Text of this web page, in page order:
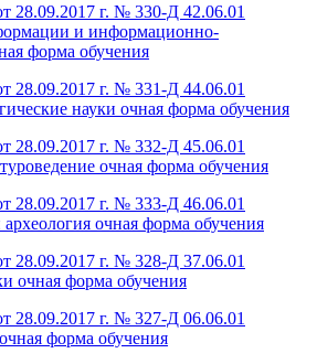
28.09.2017 г. № 330-Д 42.06.01
и информационно-
форма обучения
28.09.2017 г. № 331-Д 44.06.01
науки очная форма обучения
28.09.2017 г. № 332-Д 45.06.01
очная форма обучения
28.09.2017 г. № 333-Д 46.06.01
очная форма обучения
28.09.2017 г. № 328-Д 37.06.01
очная форма обучения
28.09.2017 г. № 327-Д 06.06.01
форма обучения